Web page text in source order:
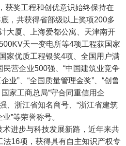
获奖工程和创优意识始终保持在
，共获得省部级以上奖项200多
大厦、上海爱都公寓、天津南开
天一变电所等4项工程获国家
优质工程银奖4项、全国用户满
营企业500强、“中国建筑业竞争
业”、“全国质量管理金奖”、“创鲁
家工商总局“守合同重信用企
、浙江省知名商号、“浙江省建筑
”等荣誉称号。
进步与科技发展新路，近年来共
法16项，获得具有自主知识产权专